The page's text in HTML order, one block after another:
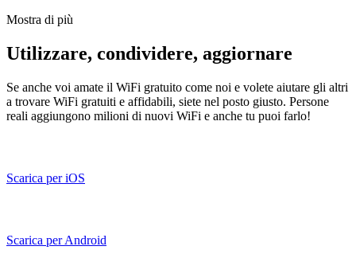
Mostra di più
Utilizzare, condividere, aggiornare
Se anche voi amate il WiFi gratuito come noi e volete aiutare gli altri
a trovare WiFi gratuiti e affidabili, siete nel posto giusto. Persone
reali aggiungono milioni di nuovi WiFi e anche tu puoi farlo!
Scarica per iOS
Scarica per Android